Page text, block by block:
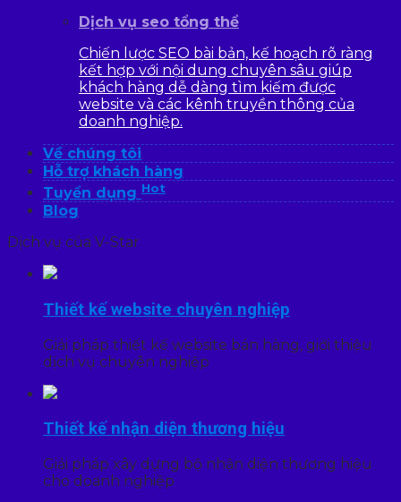
Dịch vụ seo tổng thể
Chiến lược SEO bài bản, kế hoạch rõ ràng
kết hợp với nội dung chuyên sâu giúp
khách hàng dễ dàng tìm kiếm được
website và các kênh truyền thông của
doanh nghiệp.
Về chúng tôi
Hỗ trợ khách hàng
Tuyển dụng Hot
Blog
Dịch vụ của V-Star
Thiết kế website chuyên nghiệp
Giải pháp thiết kế website bán hàng, giới thiệu
dịch vụ chuyên nghiệp
Thiết kế nhận diện thương hiệu
Giải pháp xây dựng bộ nhận diện thương hiệu
cho doanh nghiệp